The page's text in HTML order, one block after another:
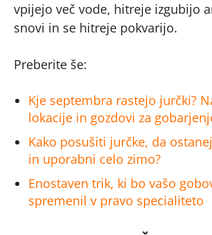
vpijejo več vode, hitreje izgubijo
snovi in se hitreje pokvarijo.
Preberite še:
Kje septembra rastejo jurčki?
lokacije in gozdovi za
Kako posušiti jurčke, da
in uporabni celo zimo?
Enostaven trik, ki bo vašo
spremenil v pravo specialiteto